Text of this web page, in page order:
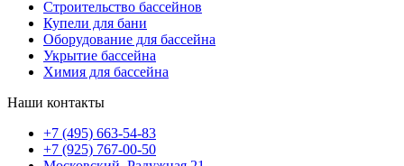
Строительство бассейнов
Купели для бани
Оборудование для бассейна
Укрытие бассейна
Химия для бассейна
Наши контакты
+7 (495) 663-54-83
+7 (925) 767-00-50